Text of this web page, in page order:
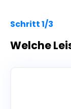
Schritt 1/3
Welche